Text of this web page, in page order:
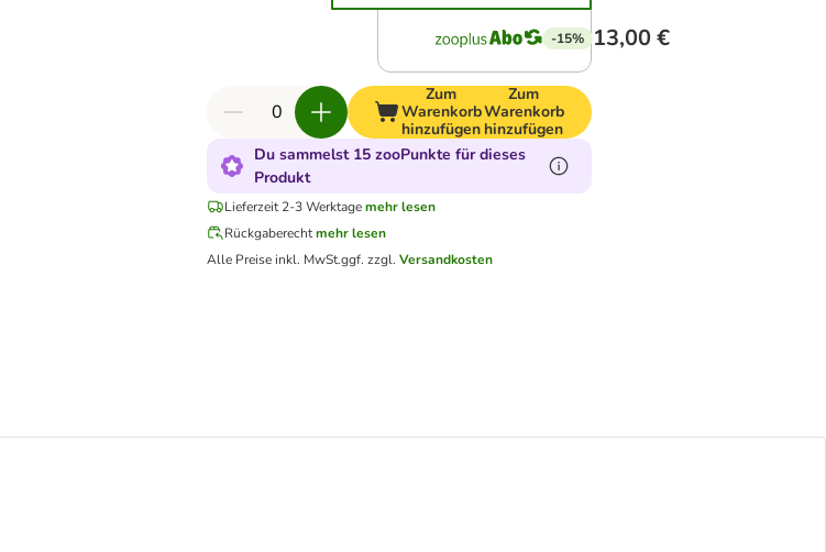
-15% 13,00 €
Zum
Warenkorb
hinzufügen
Zum
Warenkorb
hinzufügen
Du sammelst 15 zooPunkte für dieses
Produkt
Lieferzeit 2-3 Werktage mehr lesen
Rückgaberecht mehr lesen
Alle Preise inkl. MwSt.ggf. zzgl. Versandkosten